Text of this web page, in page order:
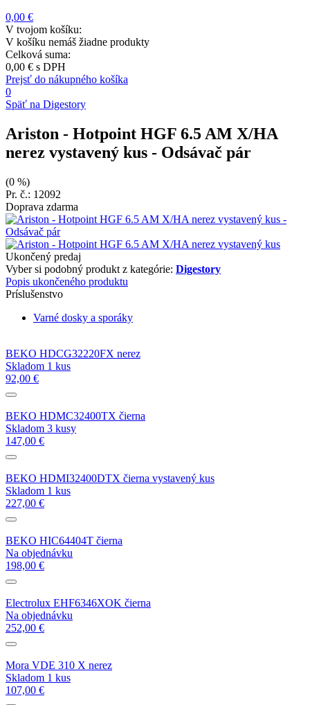
0,00 €
V tvojom košíku:
V košíku nemáš žiadne produkty
Celková suma:
0,00 € s DPH
Prejsť do nákupného košíka
0
Späť na Digestory
Ariston - Hotpoint HGF 6.5 AM X/HA
nerez vystavený kus - Odsávač pár
(0 %)
Pr. č.: 12092
Doprava zdarma
Ukončený predaj
Vyber si podobný produkt z kategórie: Digestory
Popis ukončeného produktu
Príslušenstvo
Varné dosky a sporáky
BEKO HDCG32220FX nerez
Skladom 1 kus
92,00 €
BEKO HDMC32400TX čierna
Skladom 3 kusy
147,00 €
BEKO HDMI32400DTX čierna vystavený kus
Skladom 1 kus
227,00 €
BEKO HIC64404T čierna
Na objednávku
198,00 €
Electrolux EHF6346XOK čierna
Na objednávku
252,00 €
Mora VDE 310 X nerez
Skladom 1 kus
107,00 €